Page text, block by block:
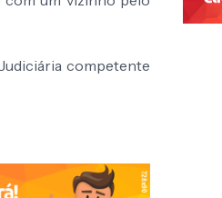
competente